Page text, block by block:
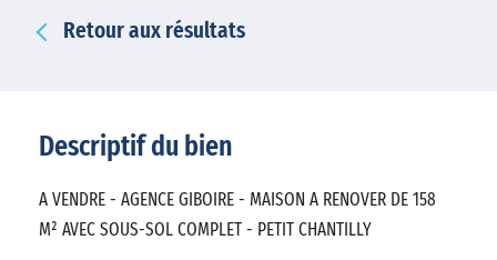
Retour aux résultats
Descriptif du bien
A VENDRE - AGENCE GIBOIRE - MAISON A RENOVER DE 158
M² AVEC SOUS-SOL COMPLET - PETIT CHANTILLY